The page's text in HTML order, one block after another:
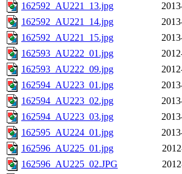
162592_AU221_13.jpg
162592_AU221_14.jpg
162592_AU221_15.jpg
162593_AU222_01.jpg
162593_AU222_09.jpg
162594_AU223_01.jpg
162594_AU223_02.jpg
162594_AU223_03.jpg
162595_AU224_01.jpg
162596_AU225_01.jpg
162596_AU225_02.JPG